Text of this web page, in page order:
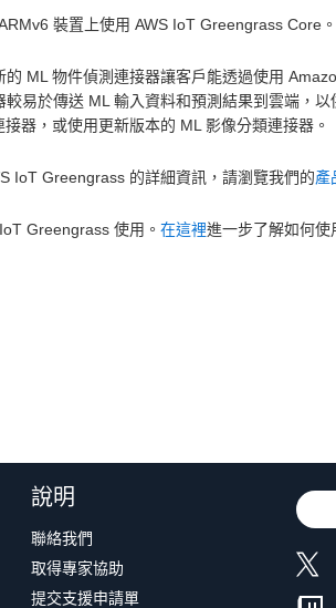
裝置上使用 AWS IoT Greengrass Core。
ML 物件偵測連接器讓客戶能透過使用
易於傳送 ML 輸入資料和預測結果到雲端，
器，或使用更新版本的 ML 影像分類連接器。
IoT Greengrass 的詳細資訊，請瀏覽我們的產
Greengrass 使用。 在這裡進一步了解如何使
說明
聯絡我們
取得專家協助
提交支援申請單